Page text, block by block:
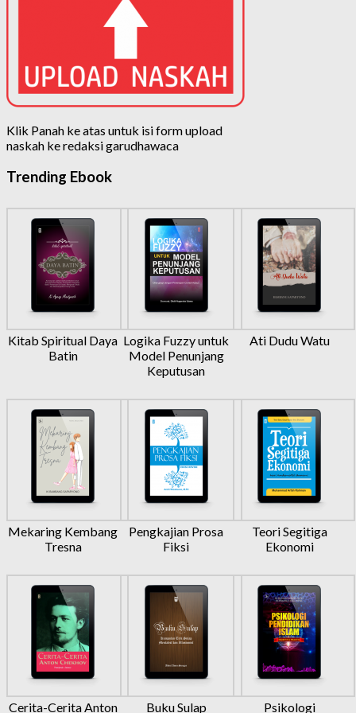
Klik Panah ke atas untuk isi form upload
naskah ke redaksi garudhawaca
Trending Ebook
Kitab Spiritual Daya
Batin
Logika Fuzzy untuk
Model Penunjang
Keputusan
Ati Dudu Watu
Mekaring Kembang
Tresna
Pengkajian Prosa
Fiksi
Teori Segitiga
Ekonomi
Cerita-Cerita Anton Buku Sulap Psikologi